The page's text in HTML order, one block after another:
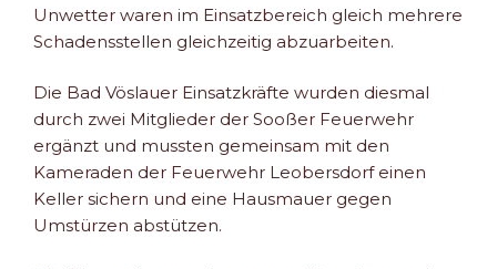
Unwetter waren im Einsatzbereich gleich mehrere
Schadensstellen gleichzeitig abzuarbeiten.
Die Bad Vöslauer Einsatzkräfte wurden diesmal
durch zwei Mitglieder der Sooßer Feuerwehr
ergänzt und mussten gemeinsam mit den
Kameraden der Feuerwehr Leobersdorf einen
Keller sichern und eine Hausmauer gegen
Umstürzen abstützen.